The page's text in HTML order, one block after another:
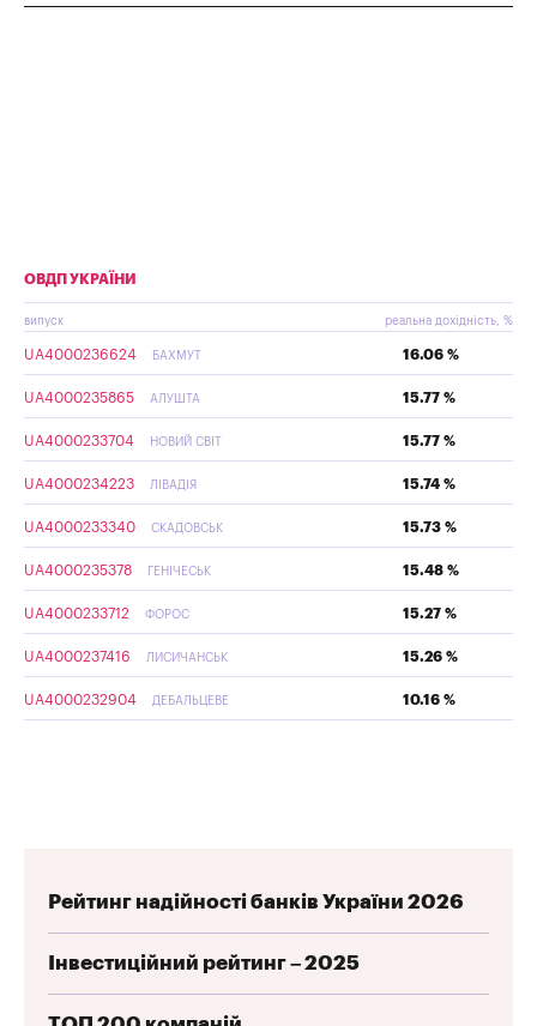
ОВДП УКРАЇНИ
випуск реальна дохідність, %
UA4000236624 БАХМУТ 16.06 %
UA4000235865 АЛУШТА 15.77 %
UA4000233704 НОВИЙ СВІТ 15.77 %
UA4000234223 ЛІВАДІЯ 15.74 %
UA4000233340 СКАДОВСЬК 15.73 %
UA4000235378 ГЕНІЧЕСЬК 15.48 %
UA4000233712 ФОРОС 15.27 %
UA4000237416 ЛИСИЧАНСЬК 15.26 %
UA4000232904 ДЕБАЛЬЦЕВЕ 10.16 %
Рейтинг надійності банків України 2026
Інвестиційний рейтинг – 2025